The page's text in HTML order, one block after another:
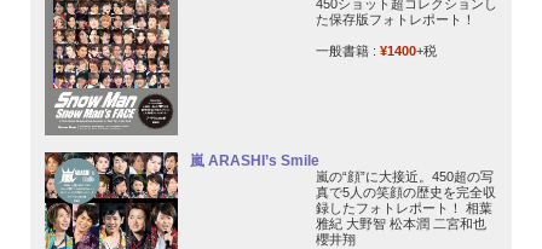
450ショット超コレクションし
た保存版フォトレポート！
一般書籍 : ¥1400+税
嵐 ARASHI’s Smile
嵐の“顔”に大接近。450超の写
真で5人の笑顔の歴史を完全収
録したフォトレポート！ 相葉
雅紀 大野智 松本潤 二宮和也
櫻井翔